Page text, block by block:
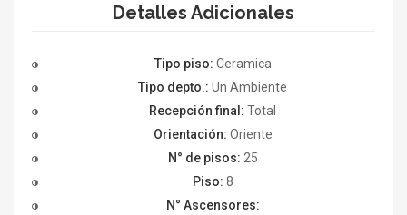
Detalles Adicionales
Tipo piso: Ceramica
Tipo depto.: Un Ambiente
Recepción final: Total
Orientación: Oriente
N° de pisos: 25
Piso: 8
N° Ascensores: